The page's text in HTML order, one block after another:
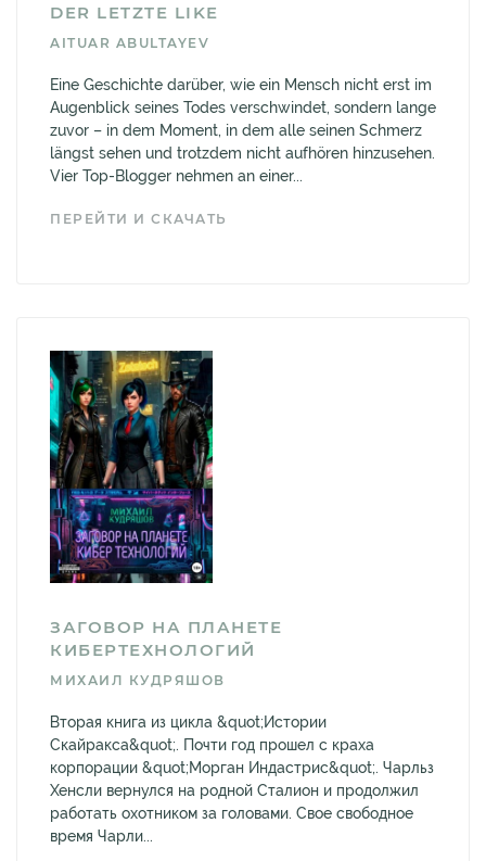
DER LETZTE LIKE
AITUAR ABULTAYEV
Eine Geschichte darüber, wie ein Mensch nicht erst im
Augenblick seines Todes verschwindet, sondern lange
zuvor – in dem Moment, in dem alle seinen Schmerz
längst sehen und trotzdem nicht aufhören hinzusehen.
Vier Top-Blogger nehmen an einer...
ПЕРЕЙТИ И СКАЧАТЬ
ЗАГОВОР НА ПЛАНЕТЕ
КИБЕРТЕХНОЛОГИЙ
МИХАИЛ КУДРЯШОВ
Вторая книга из цикла &quot;Истории
Скайракса&quot;. Почти год прошел с краха
корпорации &quot;Морган Индастрис&quot;. Чарльз
Хенсли вернулся на родной Сталион и продолжил
работать охотником за головами. Свое свободное
время Чарли...